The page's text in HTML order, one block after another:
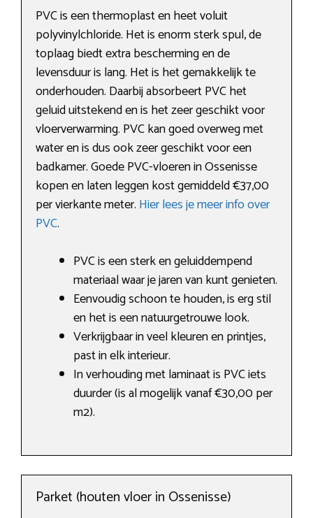
PVC is een thermoplast en heet voluit
polyvinylchloride. Het is enorm sterk spul, de
toplaag biedt extra bescherming en de
levensduur is lang. Het is het gemakkelijk te
onderhouden. Daarbij absorbeert PVC het
geluid uitstekend en is het zeer geschikt voor
vloerverwarming. PVC kan goed overweg met
water en is dus ook zeer geschikt voor een
badkamer. Goede PVC-vloeren in Ossenisse
kopen en laten leggen kost gemiddeld €37,00
per vierkante meter. Hier lees je meer info over
PVC.
PVC is een sterk en geluiddempend
materiaal waar je jaren van kunt genieten.
Eenvoudig schoon te houden, is erg stil
en het is een natuurgetrouwe look.
Verkrijgbaar in veel kleuren en printjes,
past in elk interieur.
In verhouding met laminaat is PVC iets
duurder (is al mogelijk vanaf €30,00 per
m2).
Parket (houten vloer in Ossenisse)